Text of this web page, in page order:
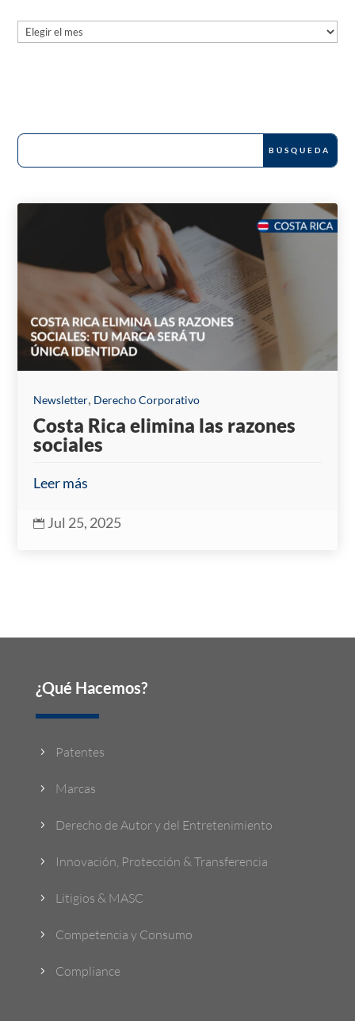
Archives
Newsletter, Derecho Corporativo
Costa Rica elimina las razones
sociales
Leer más
 Jul 25, 2025
¿Qué Hacemos?
5 Patentes
5 Marcas
5 Derecho de Autor y del Entretenimiento
5 Innovación, Protección & Transferencia
5 Litigios & MASC
5 Competencia y Consumo
5 Compliance